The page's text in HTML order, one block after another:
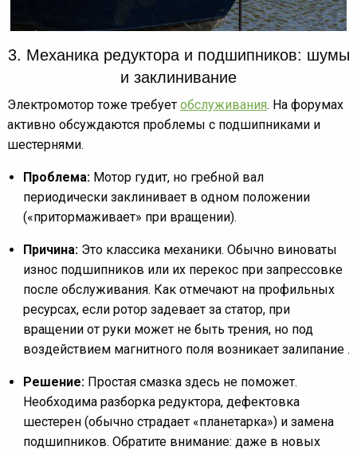
3. Механика редуктора и подшипников: шумы
и заклинивание
Электромотор тоже требует обслуживания. На форумах
активно обсуждаются проблемы с подшипниками и
шестернями.
Проблема: Мотор гудит, но гребной вал
периодически заклинивает в одном положении
(«притормаживает» при вращении).
Причина:Это классика механики. Обычно виноваты
износ подшипников или их перекос при запрессовке
после обслуживания. Как отмечают на профильных
ресурсах, если ротор задевает за статор, при
вращении от руки может не быть трения, но под
воздействием магнитного поля возникает залипание .
Решение:Простая смазка здесь не поможет.
Необходима разборка редуктора, дефектовка
шестерен (обычно страдает «планетарка») и замена
подшипников. Обратите внимание: даже в новых